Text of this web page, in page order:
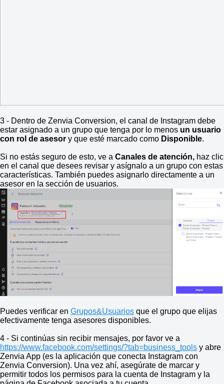
3 - Dentro de Zenvia Conversion, el canal de Instagram debe
estar asignado a un grupo que tenga por lo menos un usuario
con rol de asesor y que esté marcado como Disponible.
Si no estás seguro de esto, ve a Canales de atención, haz clic
en el canal que desees revisar y asígnalo a un grupo con estas
características. También puedes asignarlo directamente a un
asesor en la sección de usuarios.
Puedes verificar en Grupos&Usuarios que el grupo que elijas
efectivamente tenga asesores disponibles.
4 - Si continúas sin recibir mensajes, por favor ve a
https://www.facebook.com/settings/?tab=business_tools y abre
Zenvia App (es la aplicación que conecta Instagram con
Zenvia Conversion). Una vez ahí, asegúrate de marcar y
permitir todos los permisos para la cuenta de Instagram y la